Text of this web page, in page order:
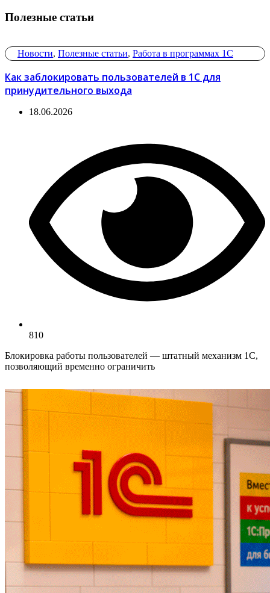
Полезные статьи
Новости, Полезные статьи, Работа в программах 1С
Как заблокировать пользователей в 1С для
принудительного выхода
18.06.2026
810
Блокировка работы пользователей — штатный механизм 1С,
позволяющий временно ограничить